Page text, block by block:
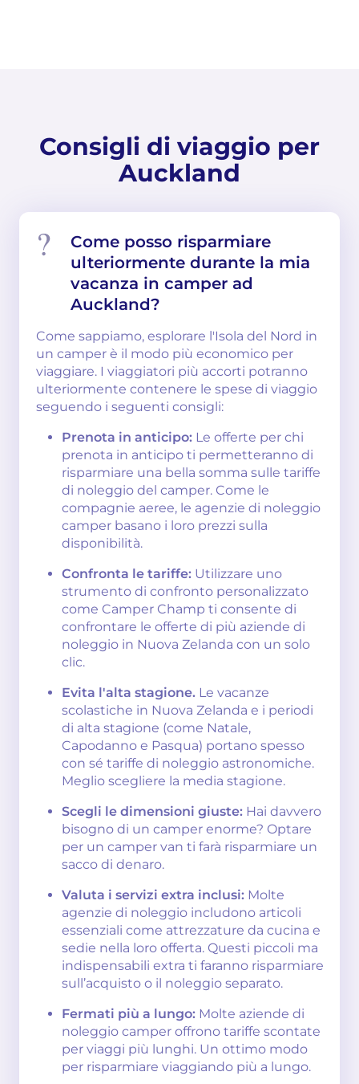
Consigli di viaggio per
Auckland
Come posso risparmiare
ulteriormente durante la mia
vacanza in camper ad
Auckland?
Come sappiamo, esplorare l'Isola del Nord in
un camper è il modo più economico per
viaggiare. I viaggiatori più accorti potranno
ulteriormente contenere le spese di viaggio
seguendo i seguenti consigli:
Prenota in anticipo: Le offerte per chi
prenota in anticipo ti permetteranno di
risparmiare una bella somma sulle tariffe
di noleggio del camper. Come le
compagnie aeree, le agenzie di noleggio
camper basano i loro prezzi sulla
disponibilità.
Confronta le tariffe: Utilizzare uno
strumento di confronto personalizzato
come Camper Champ ti consente di
confrontare le offerte di più aziende di
noleggio in Nuova Zelanda con un solo
clic.
Evita l'alta stagione. Le vacanze
scolastiche in Nuova Zelanda e i periodi
di alta stagione (come Natale,
Capodanno e Pasqua) portano spesso
con sé tariffe di noleggio astronomiche.
Meglio scegliere la media stagione.
Scegli le dimensioni giuste: Hai davvero
bisogno di un camper enorme? Optare
per un camper van ti farà risparmiare un
sacco di denaro.
Valuta i servizi extra inclusi: Molte
agenzie di noleggio includono articoli
essenziali come attrezzature da cucina e
sedie nella loro offerta. Questi piccoli ma
indispensabili extra ti faranno risparmiare
sull’acquisto o il noleggio separato.
Fermati più a lungo: Molte aziende di
noleggio camper offrono tariffe scontate
per viaggi più lunghi. Un ottimo modo
per risparmiare viaggiando più a lungo.